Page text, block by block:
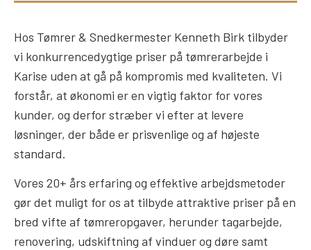
Hos Tømrer & Snedkermester Kenneth Birk tilbyder
vi konkurrencedygtige priser på tømrerarbejde i
Karise uden at gå på kompromis med kvaliteten. Vi
forstår, at økonomi er en vigtig faktor for vores
kunder, og derfor stræber vi efter at levere
løsninger, der både er prisvenlige og af højeste
standard.
Vores 20+ års erfaring og effektive arbejdsmetoder
gør det muligt for os at tilbyde attraktive priser på en
bred vifte af tømreropgaver, herunder tagarbejde,
renovering, udskiftning af vinduer og døre samt